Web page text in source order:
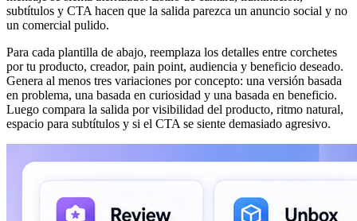
subtítulos y CTA hacen que la salida parezca un anuncio social y no
un comercial pulido.
Para cada plantilla de abajo, reemplaza los detalles entre corchetes
por tu producto, creador, pain point, audiencia y beneficio deseado.
Genera al menos tres variaciones por concepto: una versión basada
en problema, una basada en curiosidad y una basada en beneficio.
Luego compara la salida por visibilidad del producto, ritmo natural,
espacio para subtítulos y si el CTA se siente demasiado agresivo.